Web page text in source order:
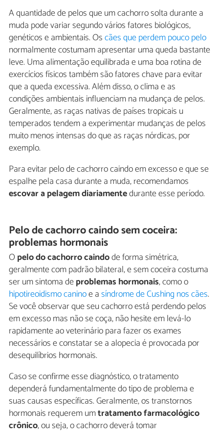
A quantidade de pelos que um cachorro solta durante a
muda pode variar segundo vários fatores biológicos,
genéticos e ambientais. Oscães que perdem pouco pelo
normalmente costumam apresentar uma queda bastante
leve. Uma alimentação equilibrada e uma boa rotina de
exercícios físicos também são fatores chave para evitar
que a queda excessiva. Além disso, o clima e as
condições ambientais influenciam na mudança de pelos.
Geralmente, as raças nativas de países tropicais u
temperados tendem a experimentar mudanças de pelos
muito menos intensas do que as raças nórdicas, por
exemplo.
Para evitar pelo de cachorro caindo em excesso e que se
espalhe pela casa durante a muda, recomendamos
escovar a pelagem diariamentedurante esse período.
Pelo de cachorro caindo sem coceira:
problemas hormonais
Opelo do cachorro caindode forma simétrica,
geralmente com padrão bilateral, e sem coceira costuma
ser um sintoma deproblemas hormonais, como o
hipotireoidismo caninoe asíndrome de Cushing nos cães.
Se você observar que seu cachorro está perdendo pelos
em excesso mas não se coça, não hesite em levá-lo
rapidamente ao veterinário para fazer os exames
necessários e constatar se a alopecia é provocada por
desequilíbrios hormonais.
Caso se confirme esse diagnóstico, o tratamento
dependerá fundamentalmente do tipo de problema e
suas causas específicas. Geralmente, os transtornos
hormonais requerem umtratamento farmacológico
crônico, ou seja, o cachorro deverá tomar